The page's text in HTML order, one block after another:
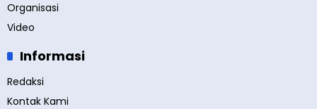
Organisasi
Video
Informasi
Redaksi
Kontak Kami